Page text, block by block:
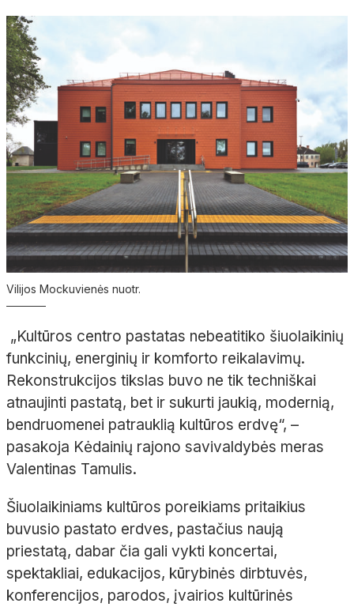
Vilijos Mockuvienės nuotr.
„Kultūros centro pastatas nebeatitiko šiuolaikinių
funkcinių, energinių ir komforto reikalavimų.
Rekonstrukcijos tikslas buvo ne tik techniškai
atnaujinti pastatą, bet ir sukurti jaukią, modernią,
bendruomenei patrauklią kultūros erdvę“, –
pasakoja Kėdainių rajono savivaldybės meras
Valentinas Tamulis.
Šiuolaikiniams kultūros poreikiams pritaikius
buvusio pastato erdves, pastačius naują
priestatą, dabar čia gali vykti koncertai,
spektakliai, edukacijos, kūrybinės dirbtuvės,
konferencijos, parodos, įvairios kultūrinės